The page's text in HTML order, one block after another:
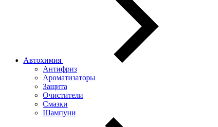
Автохимия
Антифриз
Ароматизаторы
Защита
Очистители
Смазки
Шампуни